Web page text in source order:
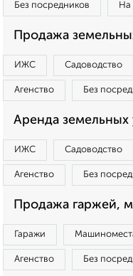
Без посредников На
Продажа
ИЖС Садоводство
Агенство Без
Аренда земельных
ИЖС Садоводство
Агенство Без
Продажа гаржей,
Гаражи
Агенство Без